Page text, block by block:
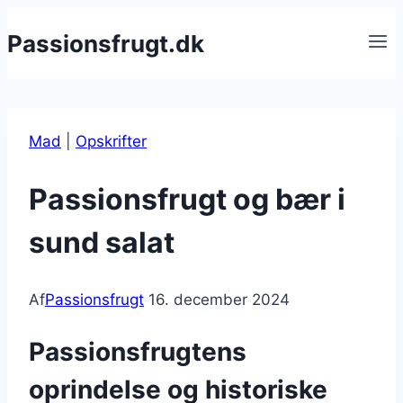
til
Passionsfrugt.dk
Mad Opskrifter
Passionsfrugt og bær i
sund salat
AfPassionsfrugt 16. december 2024
Passionsfrugtens
oprindelse og historiske